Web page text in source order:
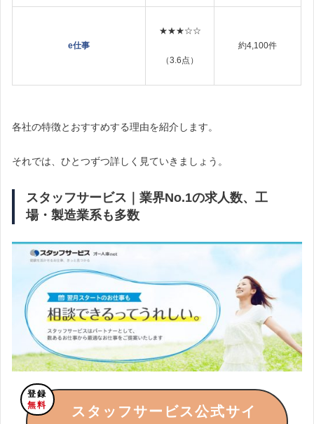
e仕事
★★★☆☆
（3.6点）
約4,100件
各社の特徴とおすすめする理由を紹介します。
それでは、ひとつずつ詳しく見ていきましょう。
スタッフサービス｜業界No.1の求人数、工
場・製造業系も多数
登録
無料
スタッフサービス公式サイ